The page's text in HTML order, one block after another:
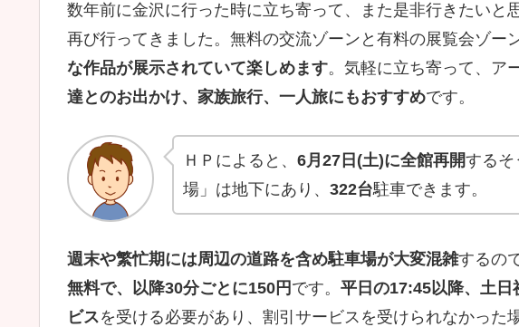
数年前に金沢に行った時に立ち寄って、また是非行きたいと
再び行ってきました。無料の交流ゾーンと有料の展覧会ゾー
な作品が展示されていて楽しめます。気軽に立ち寄って、ア
達とのお出かけ、家族旅行、一人旅にもおすすめです。
ＨＰによると、 6月27日(土)に全館再開するそ
場」は地下にあり、 322台駐車できます。
週末や繁忙期には周辺の道路を含め駐車場が大変混雑するの
無料で、以降30分ごとに150円 です。 平日の17:45以降、土
ビスを受ける必要があり、割引サービスを受けられなかった